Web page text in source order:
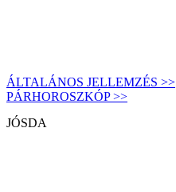
ÁLTALÁNOS JELLEMZÉS >>
PÁRHOROSZKÓP >>
JÓSDA